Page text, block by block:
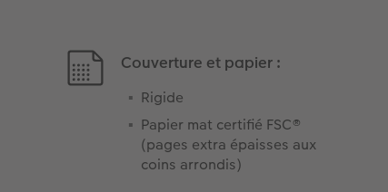
Couverture et papier :
Rigide
Papier mat certifié FSC®
(pages extra épaisses aux
coins arrondis)